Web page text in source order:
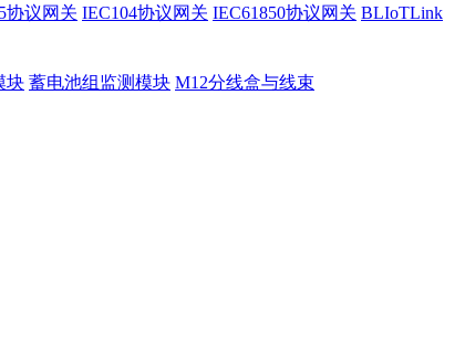
协议网关 IEC104协议网关 IEC61850协议网关 BLIoTLink
块 蓄电池组监测模块 M12分线盒与线束